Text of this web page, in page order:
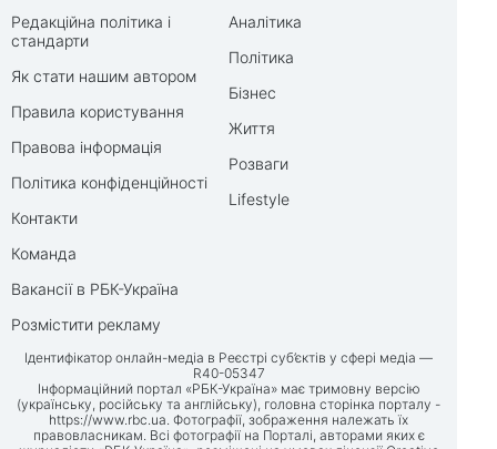
Редакційна політика і
стандарти
Як стати нашим автором
Правила користування
Правова інформація
Політика конфіденційності
Контакти
Команда
Вакансії в РБК-Україна
Розмістити рекламу
Аналітика
Політика
Бізнес
Життя
Розваги
Lifestyle
Ідентифікатор онлайн-медіа в Реєстрі суб’єктів у сфері медіа —
R40-05347
Інформаційний портал «РБК-Україна» має тримовну версію
(українську, російську та англійську), головна сторінка порталу -
https://www.rbc.ua. Фотографії, зображення належать їх
правовласникам. Всі фотографії на Порталі, авторами яких є